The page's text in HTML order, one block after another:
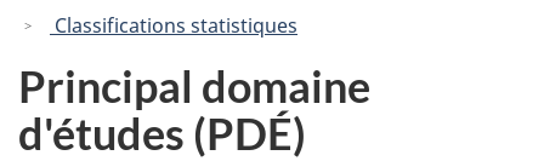
Classifications statistiques
Principal domaine
d'études (PDÉ)